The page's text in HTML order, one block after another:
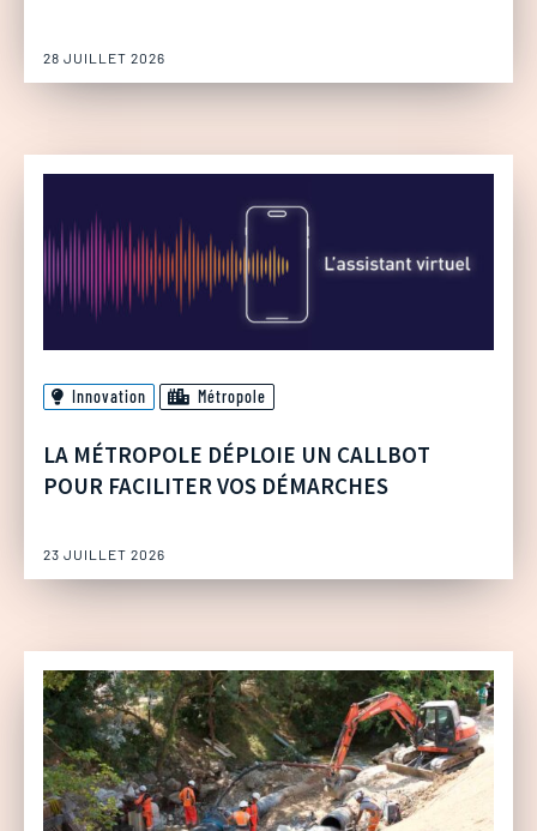
28 JUILLET 2026
Innovation Métropole
LA MÉTROPOLE DÉPLOIE UN CALLBOT
POUR FACILITER VOS DÉMARCHES
23 JUILLET 2026